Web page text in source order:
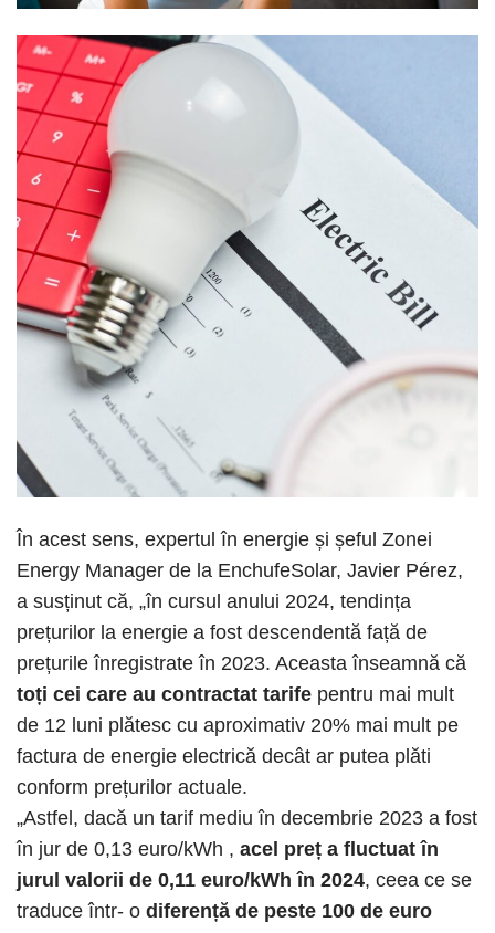
În acest sens, expertul în energie și șeful Zonei
Energy Manager de la EnchufeSolar, Javier Pérez,
a susținut că, „în cursul anului 2024, tendința
prețurilor la energie a fost descendentă față de
prețurile înregistrate în 2023. Aceasta înseamnă că
toți cei care au contractat tarife pentru mai mult
de 12 luni plătesc cu aproximativ 20% mai mult pe
factura de energie electrică decât ar putea plăti
conform prețurilor actuale.
„Astfel, dacă un tarif mediu în decembrie 2023 a fost
în jur de 0,13 euro/kWh , acel preț a fluctuat în
jurul valorii de 0,11 euro/kWh în 2024, ceea ce se
traduce într- o diferență de peste 100 de euro